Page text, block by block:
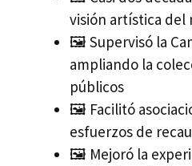
visión artística del
🖼 Supervisó la
ampliando la
públicos
🖼 Facilitó
esfuerzos de
🖼 Mejoró la